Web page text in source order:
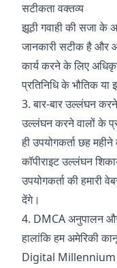
सटीकता वक्तव्य
झूठी गवाही की सजा के
जानकारी सटीक है और
कार्य करने के लिए
प्रतिनिधि के भौतिक या
3. बार-बार उल्लंघन करने
उल्लंघन करने वालों के
ही उपयोगकर्ता छह
कॉपीराइट उल्लंघन
उपयोगकर्ता की हमारी
देंगे।
4. DMCA अनुपालन
हालांकि हम अमेरिकी
Digital Millennium